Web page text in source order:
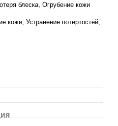
блеска, Огрубение кожи
кожи, Устранение потертостей,